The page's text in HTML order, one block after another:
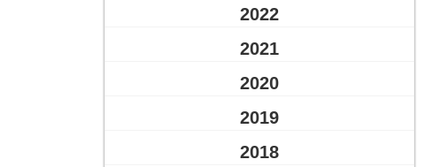
2022
2021
2020
2019
2018